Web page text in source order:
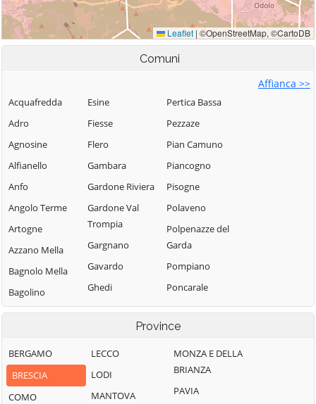
Comuni
Affianca >>
Acquafredda
Adro
Agnosine
Alfianello
Anfo
Angolo Terme
Artogne
Azzano Mella
Bagnolo Mella
Bagolino
Barbariga
Bassano
Bresciano
Bedizzole
Esine
Fiesse
Flero
Gambara
Gardone Riviera
Gardone Val
Trompia
Gargnano
Gavardo
Ghedi
Gianico
Gussago
Idro
Incudine
Pertica Bassa
Pezzaze
Pian Camuno
Piancogno
Pisogne
Polaveno
Polpenazze del
Garda
Pompiano
Poncarale
Ponte di Legno
Pontevico
Pontoglio
Pozzolengo
Pralboino
Province
BERGAMO
BRESCIA
COMO
LECCO
LODI
MANTOVA
MONZA E DELLA
BRIANZA
PAVIA